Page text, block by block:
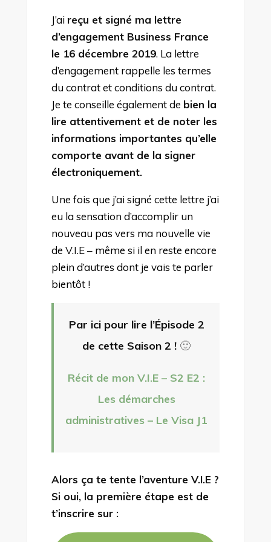
J’ai reçu et signé ma lettre
d’engagement Business France
le 16 décembre 2019. La lettre
d’engagement rappelle les termes
du contrat et conditions du contrat.
Je te conseille également de bien la
lire attentivement et de noter les
informations importantes qu’elle
comporte avant de la signer
électroniquement.
Une fois que j’ai signé cette lettre j’ai
eu la sensation d’accomplir un
nouveau pas vers ma nouvelle vie
de V.I.E – même si il en reste encore
plein d’autres dont je vais te parler
bientôt !
Par ici pour lire l’Épisode 2
de cette Saison 2 ! 🙂
Récit de mon V.I.E – S2 E2 :
Les démarches
administratives – Le Visa J1
Alors ça te tente l’aventure V.I.E ?
Si oui, la première étape est de
t’inscrire sur :